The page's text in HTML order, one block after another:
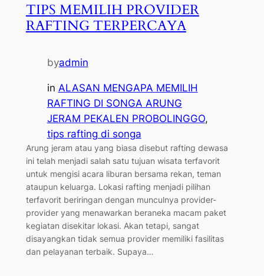
TIPS MEMILIH PROVIDER
RAFTING TERPERCAYA
byadmin
in ALASAN MENGAPA MEMILIH
RAFTING DI SONGA ARUNG
JERAM PEKALEN PROBOLINGGO
tips rafting di songa
Arung jeram atau yang biasa disebut rafting dewasa
ini telah menjadi salah satu tujuan wisata terfavorit
untuk mengisi acara liburan bersama rekan, teman
ataupun keluarga. Lokasi rafting menjadi pilihan
terfavorit beriringan dengan munculnya provider-
provider yang menawarkan beraneka macam paket
kegiatan disekitar lokasi. Akan tetapi, sangat
disayangkan tidak semua provider memiliki fasilitas
dan pelayanan terbaik. Supaya…